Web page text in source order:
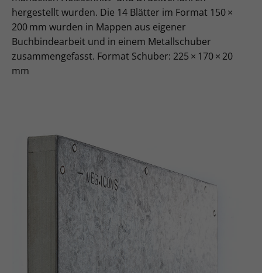
hergestellt wurden. Die 14 Blätter im Format 150 ×
200 mm wurden in Mappen aus eigener
Buchbindearbeit und in einem Metall­schuber
zusammengefasst. Format Schuber: 225 × 170 × 20
mm